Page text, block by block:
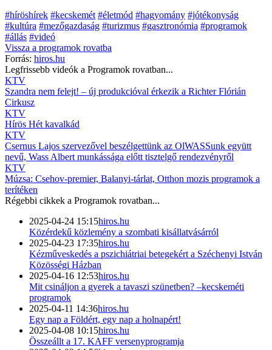
#híröshírek #kecskemét #életmód #hagyomány #jótékonyság
#kultúra #mezőgazdaság #turizmus #gasztronómia #programok
#állás #videó
Vissza a programok rovatba
Forrás: hiros.hu
Legfrissebb videók a Programok rovatban...
KTV
Szandra nem felejt! – új produkcióval érkezik a Richter Flórián
Cirkusz
KTV
Hírös Hét kavalkád
KTV
Csernus Lajos szervezővel beszélgettünk az OlWASSunk együtt
nevű, Wass Albert munkássága előtt tisztelgő rendezvényről
KTV
Múzsa: Csehov-premier, Balanyi-tárlat, Otthon mozis programok a
terítéken
Régebbi cikkek a Programok rovatban...
2025-04-24 15:15hiros.hu
Közérdekű közlemény a szombati kisállatvásárról
2025-04-23 17:35hiros.hu
Kézműveskedés a pszichiátriai betegekért a Széchenyi István
Közösségi Házban
2025-04-16 12:53hiros.hu
Mit csináljon a gyerek a tavaszi szünetben? –kecskeméti
programok
2025-04-11 14:36hiros.hu
Egy nap a Földért, egy nap a holnapért!
2025-04-08 10:15hiros.hu
Összeállt a 17. KAFF versenyprogramja